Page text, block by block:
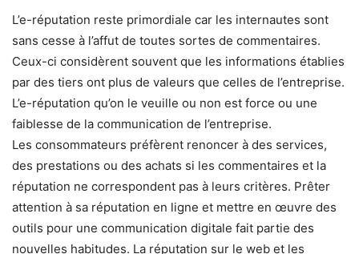
L’e-réputation reste primordiale car les internautes sont
sans cesse à l’affut de toutes sortes de commentaires.
Ceux-ci considèrent souvent que les informations établies
par des tiers ont plus de valeurs que celles de l’entreprise.
L’e-réputation qu’on le veuille ou non est force ou une
faiblesse de la communication de l’entreprise.
Les consommateurs préfèrent renoncer à des services,
des prestations ou des achats si les commentaires et la
réputation ne correspondent pas à leurs critères. Prêter
attention à sa réputation en ligne et mettre en œuvre des
outils pour une communication digitale fait partie des
nouvelles habitudes. La réputation sur le web et les